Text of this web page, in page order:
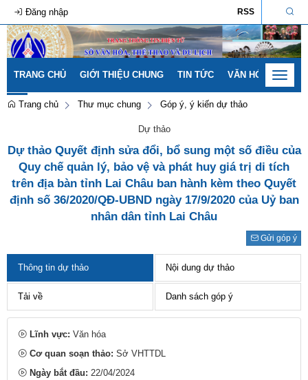
RSS
Đăng nhập
TRANG CHỦ GIỚI THIỆU CHUNG TIN TỨC VĂN HÓA - GIA
Toggle
Trang chủ
Thư mục chung Góp ý, ý kiến dự thảo
Dự thảo
Dự thảo Quyết định sửa đổi, bổ sung một số điều của
Quy chế quản lý, bảo vệ và phát huy giá trị di tích
trên địa bàn tỉnh Lai Châu ban hành kèm theo Quyết
định số 36/2020/QĐ-UBND ngày 17/9/2020 của Uỷ ban
nhân dân tỉnh Lai Châu
Thông tin dự thảo Nội dung dự thảo
Tải về Danh sách góp ý
Lĩnh vực: Văn hóa
Cơ quan soạn thảo: Sở VHTTDL
Ngày bắt đầu: 22/04/2024
Gửi góp ý